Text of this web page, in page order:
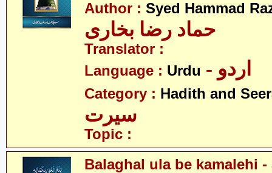
Author : Syed Hammad
حماد رضا بخاری
Translator :
Language : Urdu - اردو
Category : Hadith and
سیرت
Topic :
Balaghal ula be kamalehi -